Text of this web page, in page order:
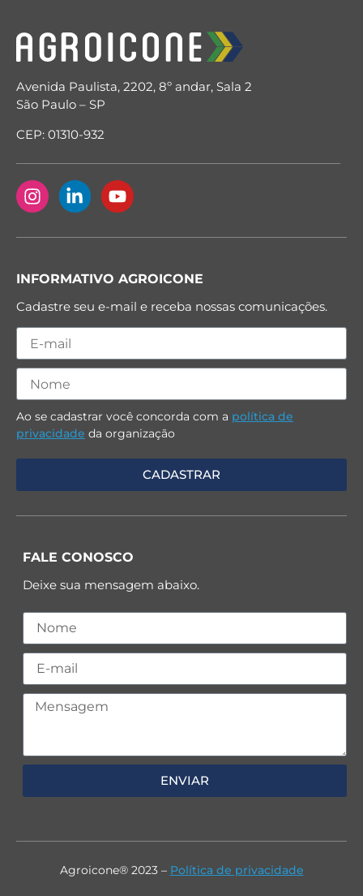
Avenida Paulista, 2202, 8º andar, Sala 2
São Paulo – SP
CEP: 01310-932
INFORMATIVO AGROICONE
Cadastre seu e-mail e receba nossas comunicações.
Ao se cadastrar você concorda com a política de
privacidade da organização
FALE CONOSCO
Deixe sua mensagem abaixo.
ENVIAR
Agroicone® 2023 – Política de privacidade